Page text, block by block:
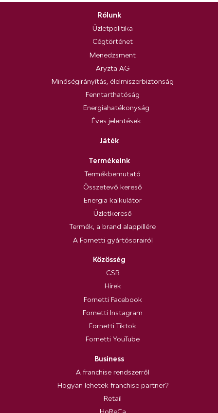
Rólunk
Üzletpolitika
Cégtörténet
Menedzsment
Aryzta AG
Minőségirányítás, élelmiszerbiztonság
Fenntarthatóság
Energiahatékonyság
Éves jelentések
Játék
Termékeink
Termékbemutató
Összetevő kereső
Energia kalkulátor
Üzletkereső
Termék, a brand alappillére
A Fornetti gyártósorairól
Közösség
CSR
Hírek
Fornetti Facebook
Fornetti Instagram
Fornetti Tiktok
Fornetti YouTube
Business
A franchise rendszerről
Hogyan lehetek franchise partner?
Retail